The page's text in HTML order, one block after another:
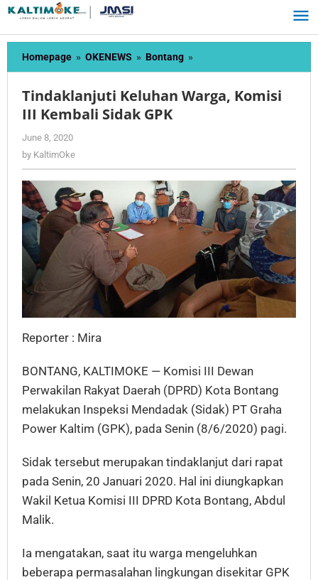
Skip
content
Homepage » OKENEWS » Bontang »
Keluhan
Komisi
Tindaklanjuti Keluhan Warga, Komisi
III Kembali Sidak GPK
June 8, 2020
by KaltimOke
Reporter : Mira
BONTANG, KALTIMOKE — Komisi III Dewan
Perwakilan Rakyat Daerah (DPRD) Kota Bontang
melakukan Inspeksi Mendadak (Sidak) PT Graha
Power Kaltim (GPK), pada Senin (8/6/2020) pagi.
Sidak tersebut merupakan tindaklanjut dari rapat
pada Senin, 20 Januari 2020. Hal ini diungkapkan
Wakil Ketua Komisi III DPRD Kota Bontang, Abdul
Malik.
Ia mengatakan, saat itu warga mengeluhkan
beberapa permasalahan lingkungan disekitar GPK